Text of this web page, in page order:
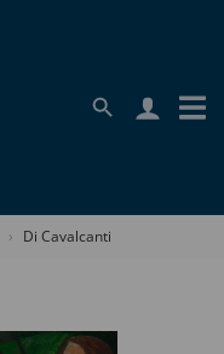
Di Cavalcanti